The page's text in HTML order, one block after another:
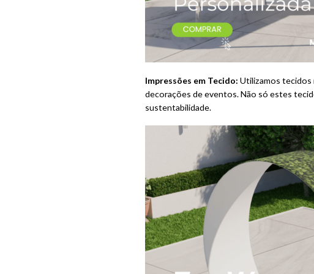
Impressões em Tecido: Utilizamos tecidos
decorações de eventos. Não só estes
sustentabilidade.